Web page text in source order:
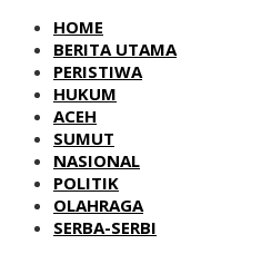
HOME
BERITA UTAMA
PERISTIWA
HUKUM
ACEH
SUMUT
NASIONAL
POLITIK
OLAHRAGA
SERBA-SERBI